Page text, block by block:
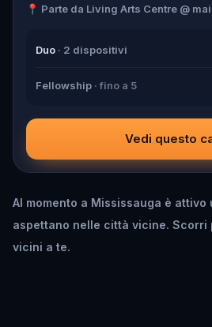
suspects, and expose the real
📍 Parte da Living Arts Centre @
Duo · 2 dispositivi
Fellowship · fino a 5
Vedi questo
Al momento a Mississauga è attivo
aspettano nelle città vicine. Scorri
vicini a te.